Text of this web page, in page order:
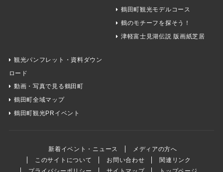
鶴田町観光モデルコース
鶴のモチーフを探そう！
津軽富士見湖伝説 版画紙芝居
観光パンフレット・資料ダウン
ロード
動画・写真で見る鶴田町
鶴田町全域マップ
鶴田町観光PRイベント
新着イベント・ニュース
メディアの方へ
このサイトについて
お問い合わせ
関連リンク